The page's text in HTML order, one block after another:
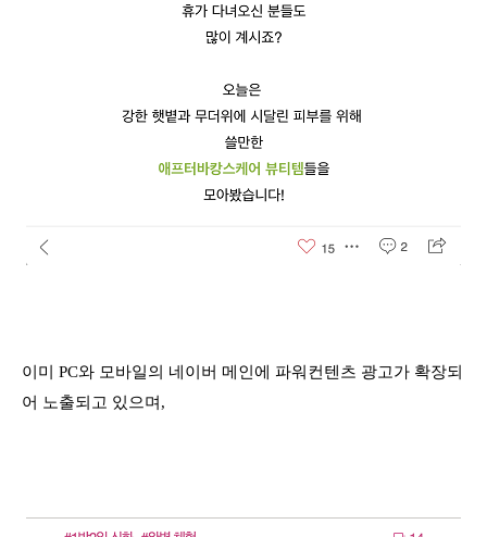
이미 PC와 모바일의 네이버 메인에 파워컨텐츠 광고가 확장되
어 노출되고 있으며,